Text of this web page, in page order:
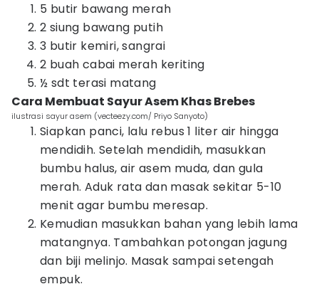
5 butir bawang merah
2 siung bawang putih
3 butir kemiri, sangrai
2 buah cabai merah keriting
½ sdt terasi matang
Cara Membuat Sayur Asem Khas Brebes
ilustrasi sayur asem (vecteezy.com/ Priyo Sanyoto)
Siapkan panci, lalu rebus 1 liter air hingga
mendidih. Setelah mendidih, masukkan
bumbu halus, air asem muda, dan gula
merah. Aduk rata dan masak sekitar 5-10
menit agar bumbu meresap.
Kemudian masukkan bahan yang lebih lama
matangnya. Tambahkan potongan jagung
dan biji melinjo. Masak sampai setengah
empuk.